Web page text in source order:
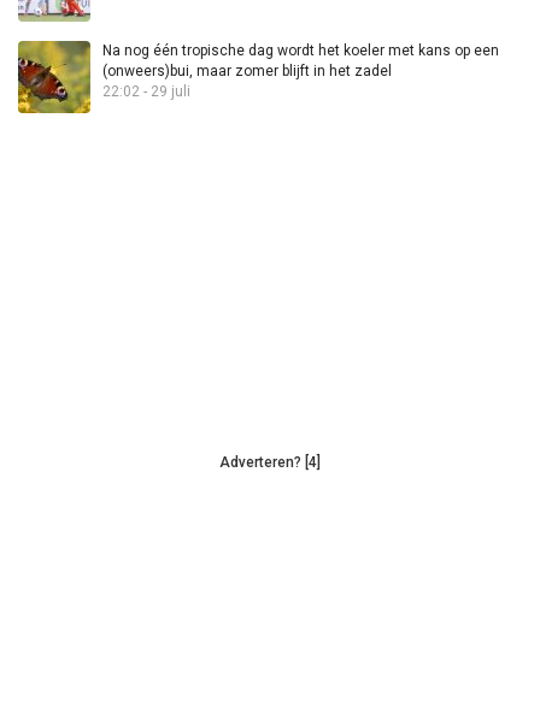
Na nog één tropische dag wordt het koeler met kans op een
(onweers)bui, maar zomer blijft in het zadel
22:02 - 29 juli
Adverteren? [4]